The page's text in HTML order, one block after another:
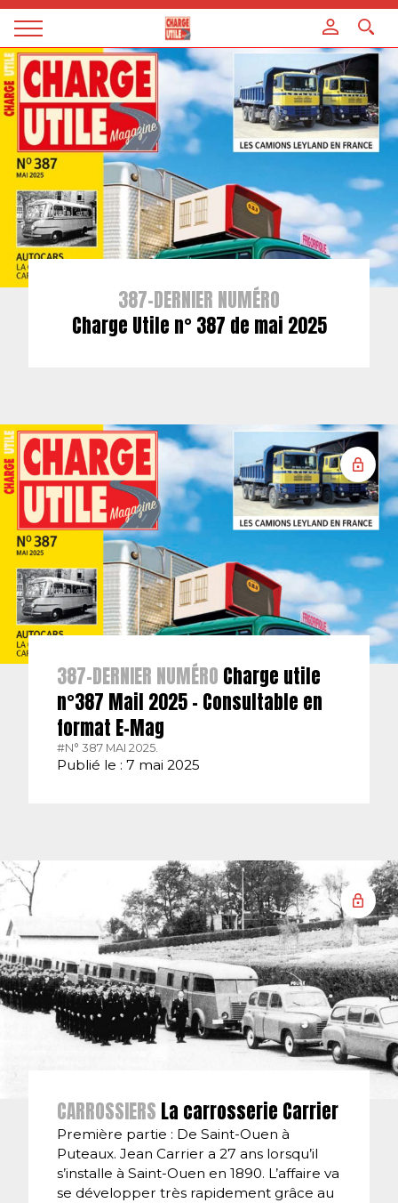
Magazine
Charge
utile
387-DERNIER NUMÉRO
Charge Utile n° 387 de mai 2025
387-DERNIER NUMÉRO Charge utile
n°387 Mail 2025 – Consultable en
format E-Mag
#N° 387 MAI 2025.
Publié le : 7 mai 2025
CARROSSIERS La carrosserie Carrier
Première partie : De Saint-Ouen à
Puteaux. Jean Carrier a 27 ans lorsqu’il
s’installe à Saint-Ouen en 1890. L’affaire va
se développer très rapidement grâce au
Panneau de gestion des cookies